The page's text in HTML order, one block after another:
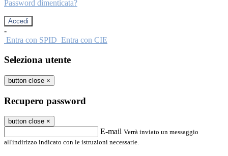
Password dimenticata?
-
Entra con SPID Entra con CIE
Seleziona utente
button close ×
Recupero password
button close ×
E-mail Verrà inviato un messaggio
all'indirizzo indicato con le istruzioni necessarie.